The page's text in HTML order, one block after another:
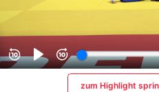
zum Highlight